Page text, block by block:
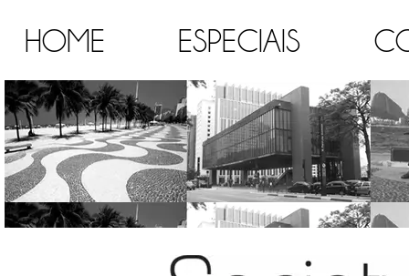
HOME ESPECIAIS